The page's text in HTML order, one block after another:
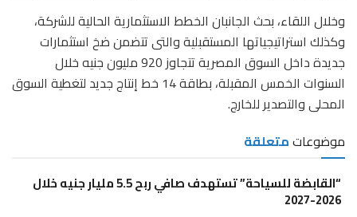
وخلال اللقاء، بحث الجانبان الخطط الاستثمارية الحالية للشركة،
وكذلك استراتيجياتها المستقبلية والتى تتضمن ضخ استثمارات
جديدة داخل السوق المصرية تتجاوز 920 مليون جنيه خلال
السنوات الخمس المقبلة، بطاقة 14 خط إنتاج جديد لتغطية السوق
المحلى والتصدير للخارج.
موضوعاتمتعلقة
“القابضة للسياحة” تستهدف صافي ربح 5.5 مليار جنيه خلال
2026-2027